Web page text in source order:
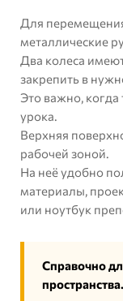
Для
металлические
Два колеса
закрепить в
Это важно, когда
урока.
Верхняя
рабочей зоной.
На неё удобно
материалы,
или ноутбук
Справочно
пространства.